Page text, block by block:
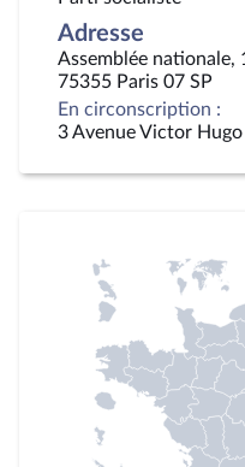
Adresse
Assemblée nationale,
75355 Paris 07 SP
En circonscription :
3 Avenue Victor